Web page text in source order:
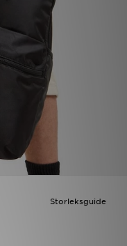
Storleksguide